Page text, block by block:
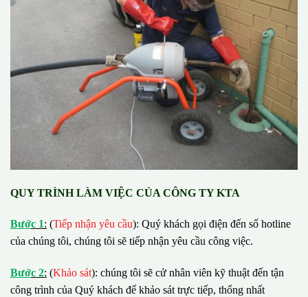
QUY TRÌNH LÀM VIỆC CỦA CÔNG TY KTA
Bước 1: (Tiếp nhận yêu cầu): Quý khách gọi điện đến số hotline
của chúng tôi, chúng tôi sẽ tiếp nhận yêu cầu công việc.
Bước 2: (Khảo sát): chúng tôi sẽ cử nhân viên kỹ thuật đến tận
công trình của Quý khách để khảo sát trực tiếp, thống nhất